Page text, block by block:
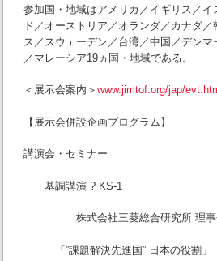
参加国・地域はアメリカ／イギリス／
ド／オーストリア／オランダ／カナダ
ス／スウェーデン／台湾／中国／デン
／マレーシア19ヵ国・地域である。
＜展示会案内＞ www.jimtof.org/jap/
【展示会併設企画プログラム】
講演会・セミナー
基調講演 ? KS-1
株式会社三菱総合研究所 理事
「”課題解決先進国” 日本の役割」（